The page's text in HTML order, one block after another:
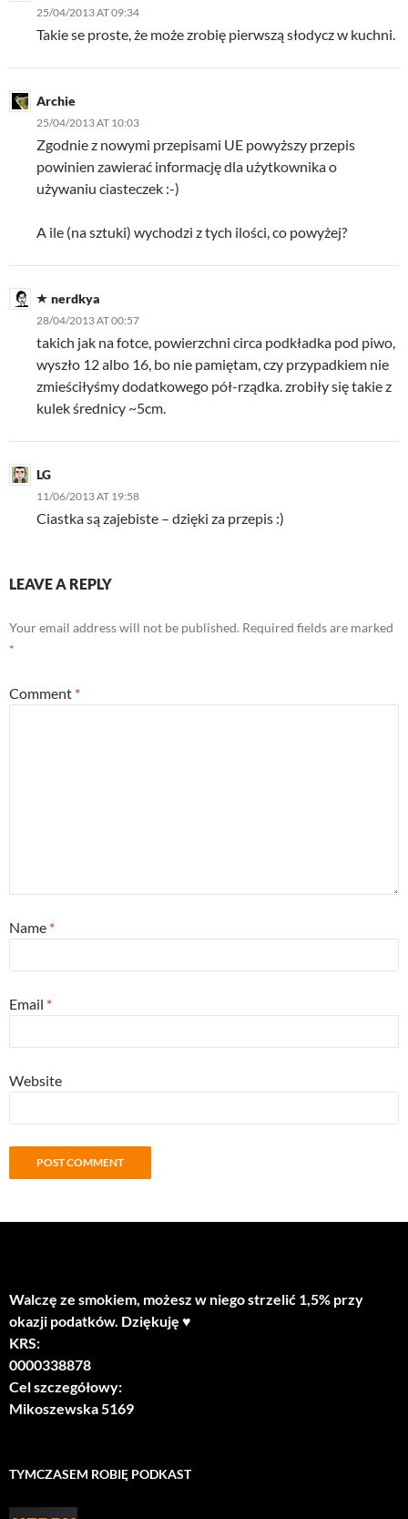
25/04/2013 AT 09:34
Takie se proste, że może zrobię pierwszą słodycz w kuchni.
Archie
25/04/2013 AT 10:03
Zgodnie z nowymi przepisami UE powyższy przepis
powinien zawierać informację dla użytkownika o
używaniu ciasteczek :-)
A ile (na sztuki) wychodzi z tych ilości, co powyżej?
nerdkya
28/04/2013 AT 00:57
takich jak na fotce, powierzchni circa podkładka pod piwo,
wyszło 12 albo 16, bo nie pamiętam, czy przypadkiem nie
zmieściłyśmy dodatkowego pół-rządka. zrobiły się takie z
kulek średnicy ~5cm.
LG
11/06/2013 AT 19:58
Ciastka są zajebiste – dzięki za przepis :)
LEAVE A REPLY
Your email address will not be published. Required fields are marked
*
Comment *
Name *
Email *
Website
Walczę ze smokiem, możesz w niego strzelić 1,5% przy
okazji podatków. Dziękuję ♥
KRS:
0000338878
Cel szczegółowy:
Mikoszewska 5169
TYMCZASEM ROBIĘ PODKAST